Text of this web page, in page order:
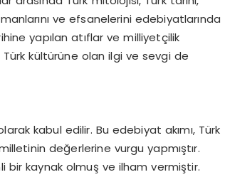
ve efsanelerini edebiyatlarında
yapılan atıflar ve milliyetçilik
Türk kültürüne olan ilgi ve sevgi de
kabul edilir. Bu edebiyat akımı, Türk
değerlerine vurgu yapmıştır.
bir kaynak olmuş ve ilham vermiştir.